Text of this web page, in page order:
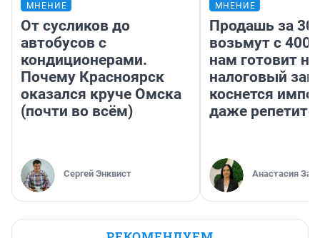
МНЕНИЕ
От сусликов до
автобусов с
кондиционерами.
Почему Красноярск
оказался круче Омска
(почти во всём)
Сергей Энквист
МНЕНИЕ
Продашь за
возьмут с
нам готовит
налоговый
коснется
даже
Анастасия